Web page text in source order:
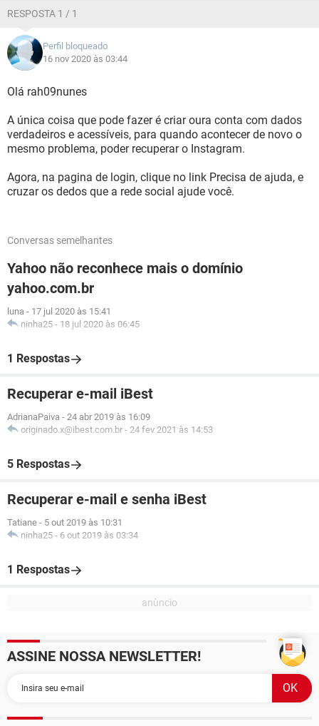
RESPOSTA 1 / 1
Perfil bloqueado
16 nov 2020 às 03:44
Olá rah09nunes
A única coisa que pode fazer é criar oura conta com dados
verdadeiros e acessíveis, para quando acontecer de novo o
mesmo problema, poder recuperar o Instagram.
Agora, na pagina de login, clique no link Precisa de ajuda, e
cruzar os dedos que a rede social ajude você.
Conversas semelhantes
Yahoo não reconhece mais o domínio
yahoo.com.br
luna - 17 jul 2020 às 15:41
ninha25 - 18 jul 2020 às 06:45
1 Respostas
Recuperar e-mail iBest
AdrianaPaiva - 24 abr 2019 às 16:09
originado.x@ibest.com.br - 24 fev 2021 às 14:53
5 Respostas
Recuperar e-mail e senha iBest
Tatiane - 5 out 2019 às 10:31
ninha25 - 6 out 2019 às 03:34
1 Respostas
ASSINE NOSSA NEWSLETTER!